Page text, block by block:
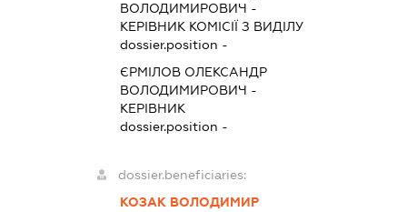
ВОЛОДИМИРОВИЧ -
КЕРІВНИК КОМІСІЇ З ВИДІЛУ
dossier.position -
ЄРМІЛОВ ОЛЕКСАНДР
ВОЛОДИМИРОВИЧ -
КЕРІВНИК
dossier.position -
dossier.beneficiaries:
КОЗАК ВОЛОДИМИР